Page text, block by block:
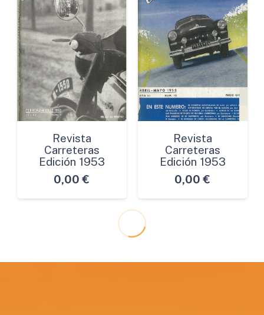
Revista
Carreteras
Edición 1953
0,00 €
Revista
Carreteras
Edición 1953
0,00 €